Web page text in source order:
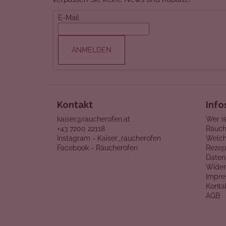
E-Mail
ANMELDEN
Kontakt
kaiser@raucherofen.at
+43 7200 22118
Instagram - Kaiser_raucherofen
Facebook - Räucheröfen
Wer
AGB